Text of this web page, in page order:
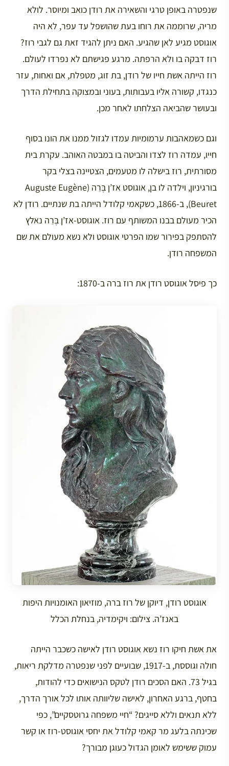
שנפטרה באופן טרגי והשאירה את רודן כואב ומיוסר. לולא
מריה, שרוממה את רוחו בעת שהושפל עד עפר, לא היה
אוגוסט מגיע לאן שהגיע. האם ניתן להגיד זאת גם לגבי רוז?
רוז דבקה בו ולא הרפתה. מרגע פגישתם לא נפרדו לעולם.
רוז הייתה אשת חייו של רודן, בת זוג, מטפלת, אם ואחות, עזר
כנגדו, קשורה אליו בעבותות, בעוני ובמצוקה בתחילת הדרך
ובעושר שהביאה הצלחתו לאחר מכן.
וגם כשמאהבות ערמומיות עמדו לגזול ממנו את הונו בסוף
חייו, עמדה רוז לצדו והביטה בו במבטה האוהב. עקרת בית
מסורתית, רוז בישלה לו מטעמים, הצטיינה בצלי בקר
בורגיניון, וילדה לו בן, אוגוסט אז’ן בֶּרֵה (Auguste Eugène
Beuret), ב-1866, כשקאמי קלודל הייתה בת שנתיים. רודן לא
הכיר מעולם בבנו המשותף עם רוז. אוגוסט-אז’ן בֶּרֵה נאלץ
להסתפק בפירור שמו הפרטי אוגוסט ולא נשא מעולם את שם
המשפחה רודן.
כך פיסל אוגוסט רודן את רוז ברה ב-1870:
אוגוסט רודן, דיוקן של רוז ברה, מוזיאון האומנויות היפות
באנז’ה. צילום: ויקימדיה, בנחלת הכלל
את אשת חיקו רוז נשא אוגוסט רודן לאישה כשכבר הייתה
חולה וגוססת, ב-1917, שבועיים לפני שנפטרה מדלקת ריאות,
בגיל 73. האם הסכים רודן לטקס הנישואים כדי להודות,
בחטף, ברגע האחרון, לאישה שליוותה אותו לכל אורך הדרך,
ללא תנאים וללא סייגים? “חיי משפחה גרוטסקיים”, כפי
שכינתה בלעג מר קאמי קלודל את יחסי אוגוסט-רוז או קשר
עמוק ששימש לאומן הגדול כעוגן מבורך?